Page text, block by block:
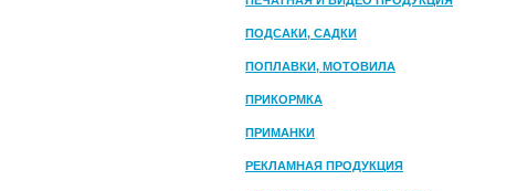
ПОДСАКИ, САДКИ
ПОПЛАВКИ, МОТОВИЛА
ПРИКОРМКА
ПРИМАНКИ
РЕКЛАМНАЯ ПРОДУКЦИЯ